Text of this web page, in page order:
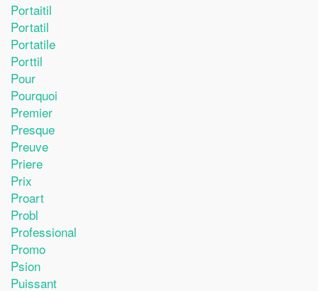
Portaitil
Portatil
Portatile
Porttil
Pour
Pourquoi
Premier
Presque
Preuve
Priere
Prix
Proart
Probl
Professional
Promo
Psion
Puissant